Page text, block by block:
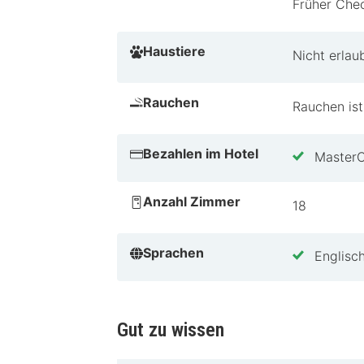
Tipps von
Für Paare, die eine romantische
erlebe alles, was das Auberge de
Früher
Haustiere Nicht
Rauchen Rauchen
Bezahlen im Hotel
Anzahl Zimmer 18
Sprachen Englisch
Gut zu wissen